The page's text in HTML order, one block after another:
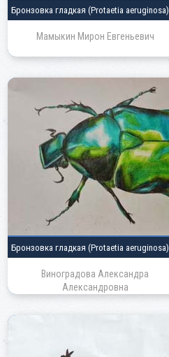
Бронзовка гладкая (Protaetia aeruginosa)
Мамыкин Мирон Евгеньевич
Бронзовка гладкая (Protaetia aeruginosa)
Виноградова Александра
Александровна